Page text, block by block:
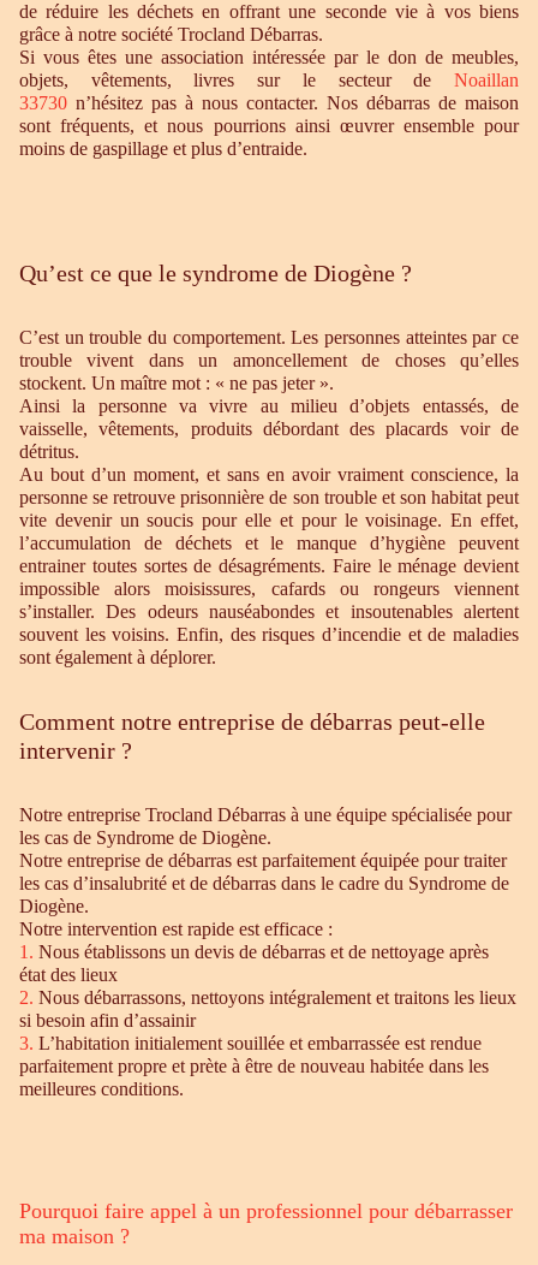
de réduire les déchets en offrant une seconde vie à vos biens
grâce à notre société Trocland Débarras.
Si vous êtes une association intéressée par le don de meubles,
objets, vêtements, livres sur le secteur de Noaillan
33730 n’hésitez pas à nous contacter. Nos débarras de maison
sont fréquents, et nous pourrions ainsi œuvrer ensemble pour
moins de gaspillage et plus d’entraide.
Qu’est ce que le syndrome de Diogène ?
C’est un trouble du comportement. Les personnes atteintes par ce
trouble vivent dans un amoncellement de choses qu’elles
stockent. Un maître mot : « ne pas jeter ».
Ainsi la personne va vivre au milieu d’objets entassés, de
vaisselle, vêtements, produits débordant des placards voir de
détritus.
Au bout d’un moment, et sans en avoir vraiment conscience, la
personne se retrouve prisonnière de son trouble et son habitat peut
vite devenir un soucis pour elle et pour le voisinage. En effet,
l’accumulation de déchets et le manque d’hygiène peuvent
entrainer toutes sortes de désagréments. Faire le ménage devient
impossible alors moisissures, cafards ou rongeurs viennent
s’installer. Des odeurs nauséabondes et insoutenables alertent
souvent les voisins. Enfin, des risques d’incendie et de maladies
sont également à déplorer.
Comment notre entreprise de débarras peut-elle
intervenir ?
Notre entreprise Trocland Débarras à une équipe spécialisée pour
les cas de Syndrome de Diogène.
Notre entreprise de débarras est parfaitement équipée pour traiter
les cas d’insalubrité et de débarras dans le cadre du Syndrome de
Diogène.
Notre intervention est rapide est efficace :
1. Nous établissons un devis de débarras et de nettoyage après
état des lieux
2. Nous débarrassons, nettoyons intégralement et traitons les lieux
si besoin afin d’assainir
3. L’habitation initialement souillée et embarrassée est rendue
parfaitement propre et prète à être de nouveau habitée dans les
meilleures conditions.
Pourquoi faire appel à un professionnel pour débarrasser
ma maison ?